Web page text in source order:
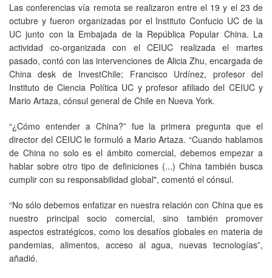
Las conferencias vía remota se realizaron entre el 19 y el 23 de
octubre y fueron organizadas por el Instituto Confucio UC de la
UC junto con la Embajada de la República Popular China. La
actividad co-organizada con el CEIUC realizada el martes
pasado, contó con las intervenciones de Alicia Zhu, encargada de
China desk de InvestChile; Francisco Urdínez, profesor del
Instituto de Ciencia Política UC y profesor afiliado del CEIUC y
Mario Artaza, cónsul general de Chile en Nueva York.
“¿Cómo entender a China?” fue la primera pregunta que el
director del CEIUC le formuló a Mario Artaza. “Cuando hablamos
de China no solo es el ámbito comercial, debemos empezar a
hablar sobre otro tipo de definiciones (...) China también busca
cumplir con su responsabilidad global", comentó el cónsul.
“No sólo debemos enfatizar en nuestra relación con China que es
nuestro principal socio comercial, sino también promover
aspectos estratégicos, como los desafíos globales en materia de
pandemias, alimentos, acceso al agua, nuevas tecnologías”,
añadió.